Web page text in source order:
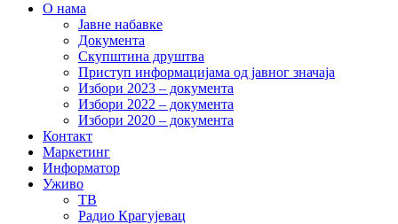
О нама
Јавне набавке
Документа
Скупштина друштва
Приступ информацијама од јавног значаја
Избори 2023 – документа
Избори 2022 – документа
Избори 2020 – документа
Контакт
Маркетинг
Информатор
Уживо
ТВ
Радио Крагујевац